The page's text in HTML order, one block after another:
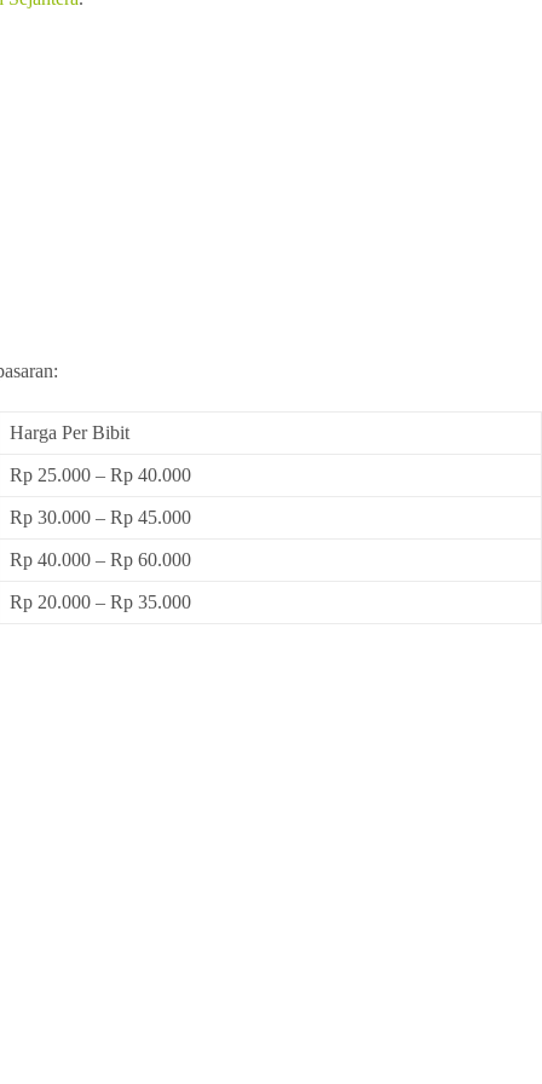
Harga Per Bibit
Rp 25.000 – Rp 40.000
Rp 30.000 – Rp 45.000
Rp 40.000 – Rp 60.000
Rp 20.000 – Rp 35.000